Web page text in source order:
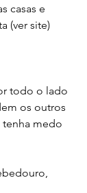
casas e
(ver site)
todo o lado
os outros
medo